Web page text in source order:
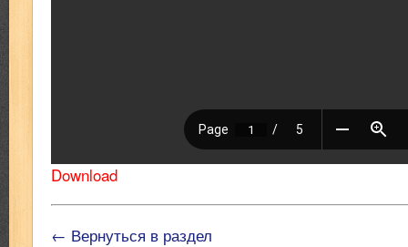
Download
← Вернуться в раздел